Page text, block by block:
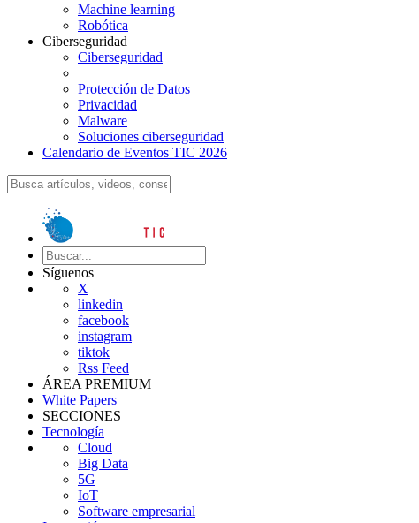
Machine learning
Robótica
Ciberseguridad
Ciberseguridad
Protección de Datos
Privacidad
Malware
Soluciones ciberseguridad
Calendario de Eventos TIC 2026
Síguenos
X
linkedin
facebook
instagram
tiktok
Rss Feed
ÁREA PREMIUM
White Papers
SECCIONES
Tecnología
Cloud
Big Data
5G
IoT
Software empresarial